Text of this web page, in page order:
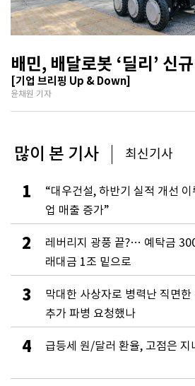
배민, 배달로봇 ‘딜리’ 신
[기업 브리핑 Up & Down]
윤채원 기자
많이 본 기사 최신기사
1
“대우건설, 하반기 실적 개선
업 매출 증가”
2
레버리지 광풍 끝?… 예탁금
래대금 1조 밑으로
3
막대한 사상자로 병력난 직면
추가 파병 요청했나
4 급등세 원/달러 환율, 고점은 지